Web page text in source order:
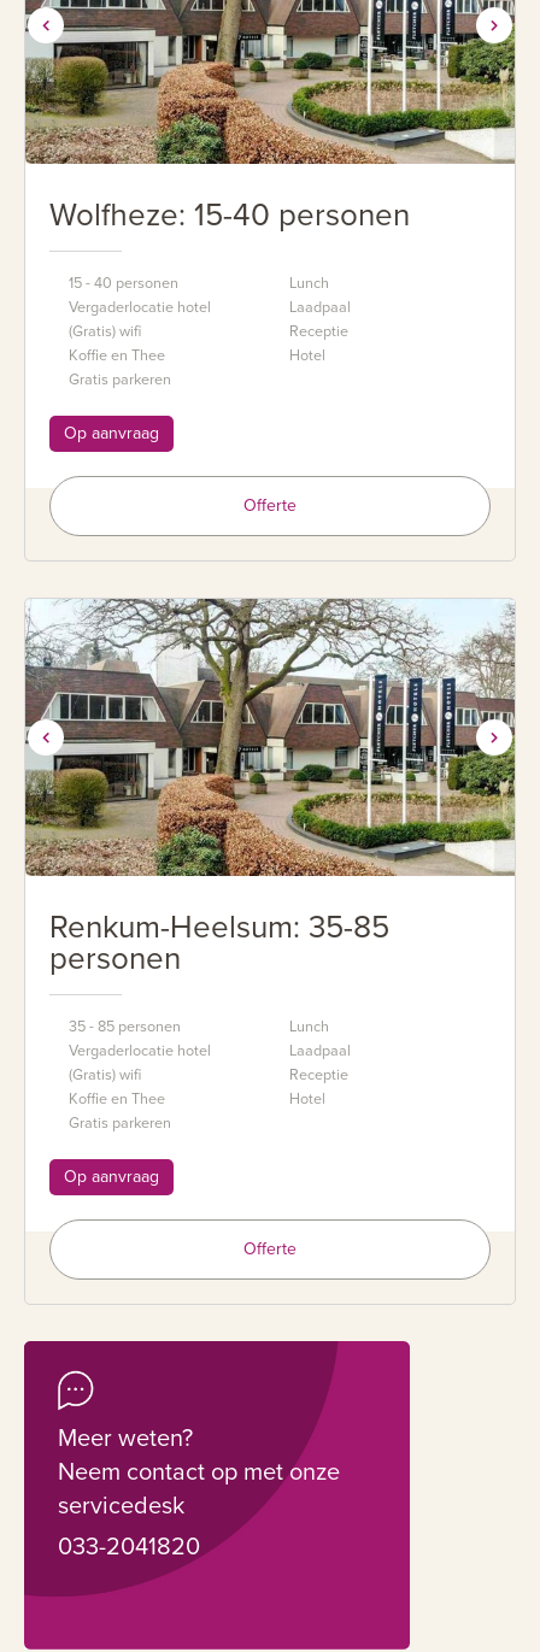
Wolfheze: 15-40 personen
15 - 40 personen
Vergaderlocatie hotel
(Gratis) wifi
Koffie en Thee
Gratis parkeren
Lunch
Laadpaal
Receptie
Hotel
Op aanvraag
Offerte
Renkum-Heelsum: 35-85
personen
35 - 85 personen
Vergaderlocatie hotel
(Gratis) wifi
Koffie en Thee
Gratis parkeren
Lunch
Laadpaal
Receptie
Hotel
Op aanvraag
Offerte
Meer weten?
Neem contact op met onze
servicedesk
033-2041820